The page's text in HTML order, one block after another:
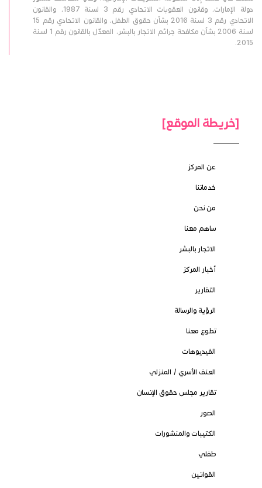
دولة الإمارات، وقانون العقوبات الاتحادي رقم 3 لسنة 1987، والقانون
الاتحادي رقم 3 لسنة 2016 بشأن حقوق الطفل، والقانون الاتحادي رقم 15
لسنة 2006 بشأن مكافحة جرائم الاتجار بالبشر، المعدّل بالقانون رقم 1 لسنة
2015.
[خريطة الموقع]
عن المركز
خدماتنا
من نحن
ساهم معنا
الاتجار بالبشر
أخبار المركز
التقارير
الرؤية والرسالة
تطوع معنا
الفيديوهات
العنف الأسري / المنزلي
تقارير مجلس حقوق الإنسان
الصور
الكتيبات والمنشورات
طفلي
القوانين